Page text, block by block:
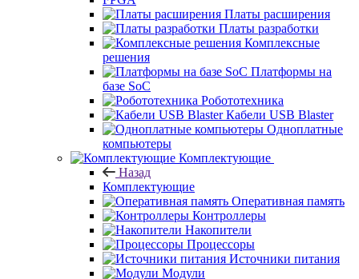
Платы расширения
Платы разработки
Комплексные
решения
Платформы на
базе SoC
Робототехника
Кабели USB Blaster
Одноплатные
компьютеры
Комплектующие
Назад
Комплектующие
Оперативная память
Контроллеры
Накопители
Процессоры
Источники питания
Модули